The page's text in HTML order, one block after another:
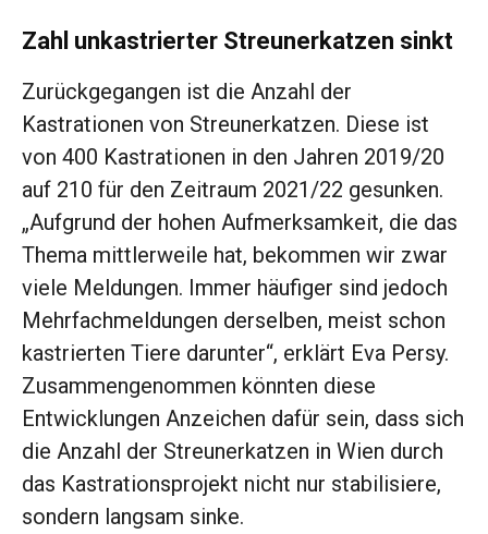
Zahl unkastrierter Streunerkatzen sinkt
Zurückgegangen ist die Anzahl der
Kastrationen von Streunerkatzen. Diese ist
von 400 Kastrationen in den Jahren 2019/20
auf 210 für den Zeitraum 2021/22 gesunken.
„Aufgrund der hohen Aufmerksamkeit, die das
Thema mittlerweile hat, bekommen wir zwar
viele Meldungen. Immer häufiger sind jedoch
Mehrfachmeldungen derselben, meist schon
kastrierten Tiere darunter“, erklärt Eva Persy.
Zusammengenommen könnten diese
Entwicklungen Anzeichen dafür sein, dass sich
die Anzahl der Streunerkatzen in Wien durch
das Kastrationsprojekt nicht nur stabilisiere,
sondern langsam sinke.